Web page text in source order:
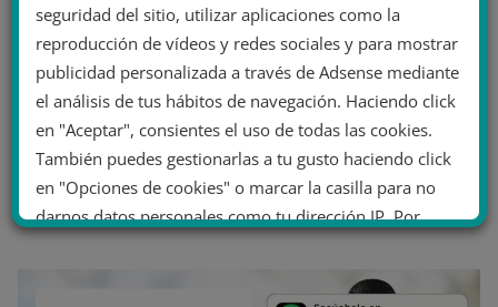
seguridad del sitio, utilizar aplicaciones como la
reproducción de vídeos y redes sociales y para mostrar
publicidad personalizada a través de Adsense mediante
el análisis de tus hábitos de navegación. Haciendo click
en "Aceptar", consientes el uso de todas las cookies.
También puedes gestionarlas a tu gusto haciendo click
en "Opciones de cookies" o marcar la casilla para no
darnos datos personales como tu dirección IP. Por